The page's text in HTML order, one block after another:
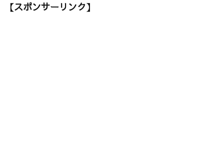
【スポンサーリンク】